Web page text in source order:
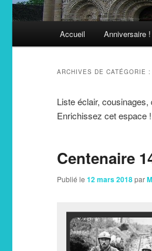
Accueil Anniversaire !
ARCHIVES DE CATÉGORIE :
Liste éclair,
Enrichissez cet espace !
Centenaire
Publié le 12 mars 2018par